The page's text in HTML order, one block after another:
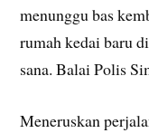
menunggu bas
rumah kedai baru
sana. Balai Polis
Meneruskan